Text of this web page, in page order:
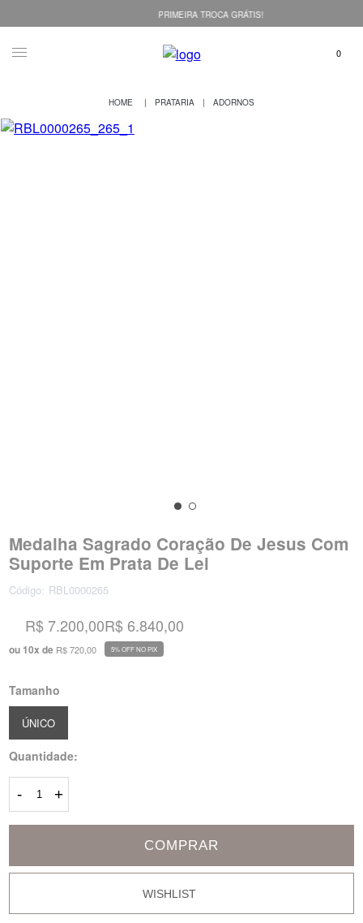
PRIMEIRA TROCA GRÁTIS!
PRATARIA ADORNOS
Medalha Sagrado Coração De Jesus Com
Suporte Em Prata De Lei
Código: RBL0000265
R$ 7.200,00
ou 10x de R$ 720,00
R$ 6.840,00
5% OFF NO PIX
Tamanho
ÚNICO
Quantidade:
- +
COMPRAR